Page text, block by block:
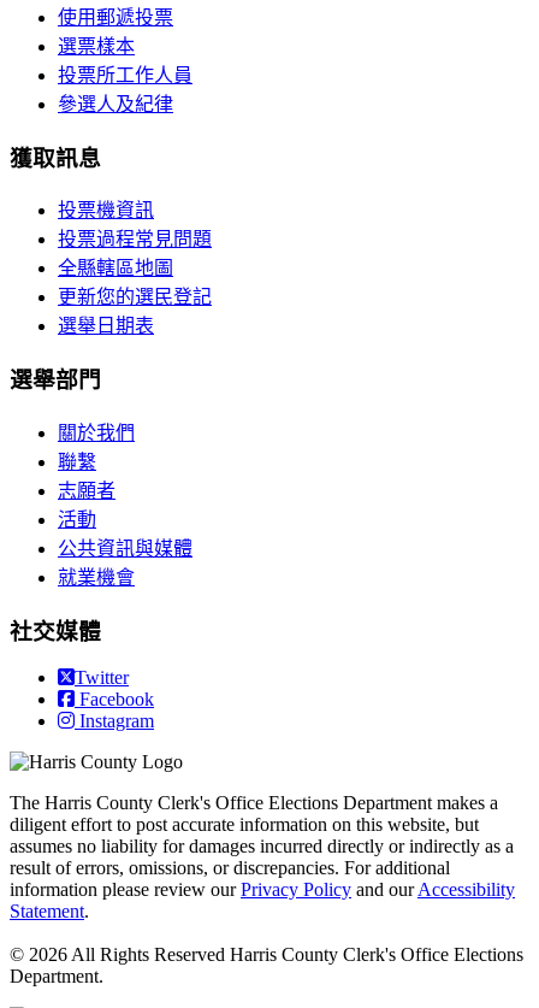
使用郵遞投票
選票樣本
投票所工作人員
參選人及紀律
獲取訊息
投票機資訊
投票過程常見問題
全縣轄區地圖
更新您的選民登記
選舉日期表
選舉部門
關於我們
聯繫
志願者
活動
公共資訊與媒體
就業機會
社交媒體
Twitter
Facebook
Instagram
The Harris County Clerk's Office Elections Department makes a
diligent effort to post accurate information on this website, but
assumes no liability for damages incurred directly or indirectly as a
result of errors, omissions, or discrepancies. For additional
information please review ourPrivacy Policy and ourAccessibility
Statement.
© 2026 All Rights Reserved Harris County Clerk's Office Elections
Department.